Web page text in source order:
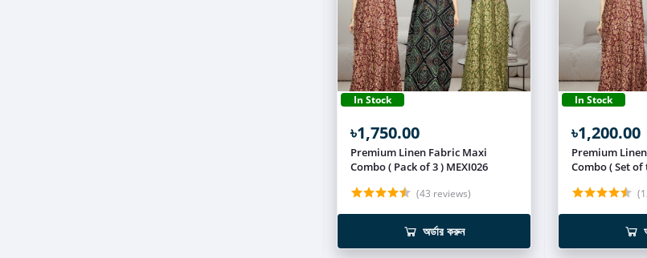
In Stock
৳1,750.00
Premium Linen Fabric Maxi
Combo ( Pack of 3 ) MEXI026
(43 reviews)
অর্ডার করুন
In Stock
৳1,200.00
Premium
Combo ( Set of